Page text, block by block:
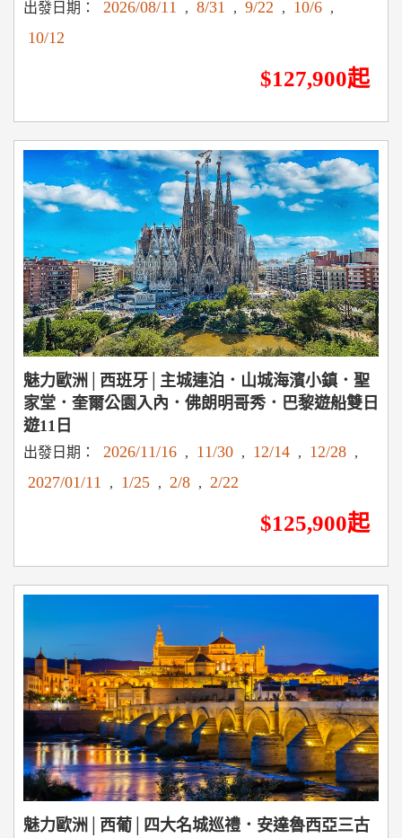
出發日期： 2026/08/11 , 8/31 , 9/22 , 10/6 ,
10/12
$127,900起
魅力歐洲│西班牙│主城連泊．山城海濱小鎮．聖
家堂．奎爾公園入內．佛朗明哥秀．巴黎遊船雙日
遊11日
出發日期： 2026/11/16 , 11/30 , 12/14 , 12/28 ,
2027/01/11 , 1/25 , 2/8 , 2/22
$125,900起
魅力歐洲│西葡│四大名城巡禮．安達魯西亞三古